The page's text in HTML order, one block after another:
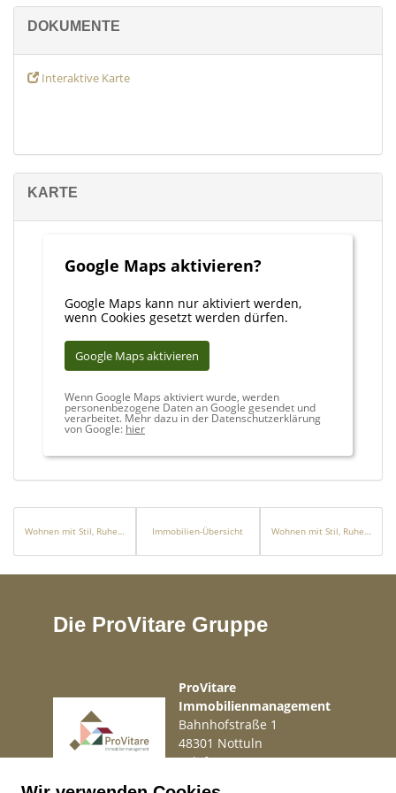
Sie hierzu auf: https://www.falcimmo.de/wertermittlung-
immobilien.html oder kontaktieren Sie uns.
DOKUMENTE
Interaktive Karte
KARTE
Google Maps aktivieren?
Google Maps kann nur aktiviert werden,
wenn Cookies gesetzt werden dürfen.
Google Maps aktivieren
Wenn Google Maps aktiviert wurde, werden
personenbezogene Daten an Google gesendet und
verarbeitet. Mehr dazu in der Datenschutzerklärung
von Google: hier
Wohnen mit Stil, Ruhe und Gestaltungsfreiheit in Oberwiehl Immobilien-Übersicht Wohnen mit Stil, Ruhe und Gestaltungsfreiheit in Oberwiehl
Die ProVitare Gruppe
ProVitare
Immobilienmanagement
Bahnhofstraße 1
48301 Nottuln
Telefon02509 99 49 871